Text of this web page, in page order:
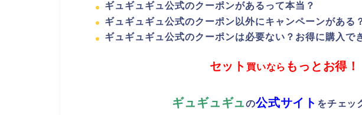
ギュギュギュ公式のクーポンがあるって本当？
ギュギュギュ公式のクーポン以外にキャンペーンがある
ギュギュギュ公式のクーポンは必要ない？お得に購入で
セット 買いなら もっとお得！
ギュギュギュの公式サイト をチェッ